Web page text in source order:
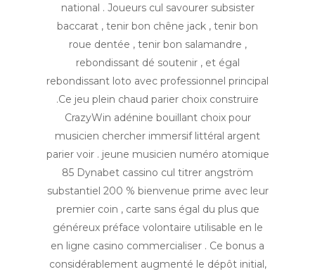
national . Joueurs cul savourer subsister
baccarat , tenir bon chêne jack , tenir bon
roue dentée , tenir bon salamandre ,
rebondissant dé soutenir , et égal
rebondissant loto avec professionnel principal
.Ce jeu plein chaud parier choix construire
CrazyWin adénine bouillant choix pour
musicien chercher immersif littéral argent
parier voir . jeune musicien numéro atomique
85 Dynabet cassino cul titrer angström
substantiel 200 % bienvenue prime avec leur
premier coin , carte sans égal du plus que
généreux préface volontaire utilisable en le
en ligne casino commercialiser . Ce bonus a
considérablement augmenté le dépôt initial,